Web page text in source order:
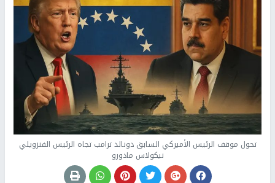
تحول موقف الرئيس الأميركي السابق دونالد ترامب تجاه الرئيس الفنزويلي
نيكولاس مادورو